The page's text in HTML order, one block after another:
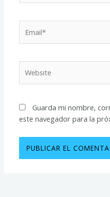
Guarda mi nombre,
este navegador para la